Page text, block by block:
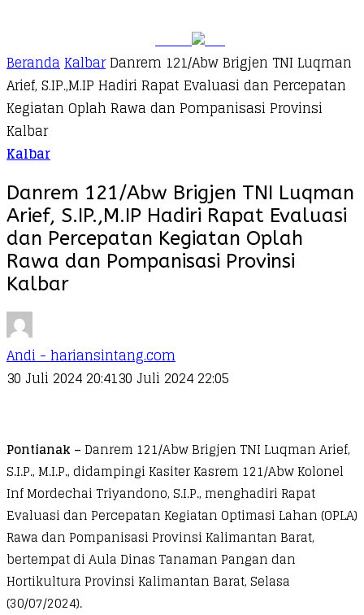
BerandaKalbarDanrem 121/Abw Brigjen TNI Luqman
Arief, S.IP.,M.IP Hadiri Rapat Evaluasi dan Percepatan
Kegiatan Oplah Rawa dan Pompanisasi Provinsi
Kalbar
Kalbar
Danrem 121/Abw Brigjen TNI Luqman
Arief, S.IP.,M.IP Hadiri Rapat Evaluasi
dan Percepatan Kegiatan Oplah
Rawa dan Pompanisasi Provinsi
Kalbar
Andi - hariansintang.com
30 Juli 2024 20:4130 Juli 2024 22:05
Pontianak – Danrem 121/Abw Brigjen TNI Luqman Arief,
S.I.P., M.I.P., didampingi Kasiter Kasrem 121/Abw Kolonel
Inf Mordechai Triyandono, S.I.P., menghadiri Rapat
Evaluasi dan Percepatan Kegiatan Optimasi Lahan (OPLA)
Rawa dan Pompanisasi Provinsi Kalimantan Barat,
bertempat di Aula Dinas Tanaman Pangan dan
Hortikultura Provinsi Kalimantan Barat, Selasa
(30/07/2024).